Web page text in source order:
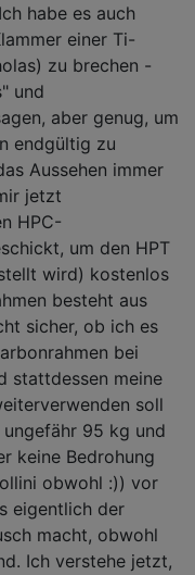
habe es auch
einer Ti-
zu brechen -
und
aber genug, um
endgültig zu
Aussehen immer
jetzt
HPC-
um den HPT
wird) kostenlos
besteht aus
sicher, ob ich es
bei
stattdessen meine
soll
95 kg und
keine Bedrohung
obwohl :)) vor
eigentlich der
macht, obwohl
Ich verstehe jetzt,